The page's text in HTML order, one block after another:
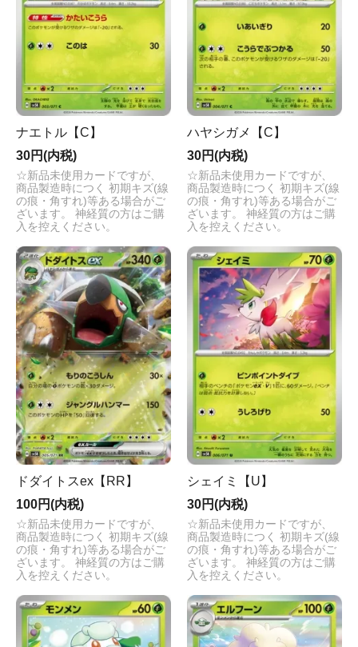
ナエトル【C】
30円(内税)
☆新品未使用カードですが、
商品製造時につく 初期キズ(線
の痕・角すれ)等ある場合がご
ざいます。 神経質の方はご購
入を控えください。
ハヤシガメ【C】
30円(内税)
☆新品未使用カードですが、
商品製造時につく 初期キズ(線
の痕・角すれ)等ある場合がご
ざいます。 神経質の方はご購
入を控えください。
ドダイトスex【RR】
100円(内税)
☆新品未使用カードですが、
商品製造時につく 初期キズ(線
の痕・角すれ)等ある場合がご
ざいます。 神経質の方はご購
入を控えください。
シェイミ【U】
30円(内税)
☆新品未使用カードですが、
商品製造時につく 初期キズ(線
の痕・角すれ)等ある場合がご
ざいます。 神経質の方はご購
入を控えください。